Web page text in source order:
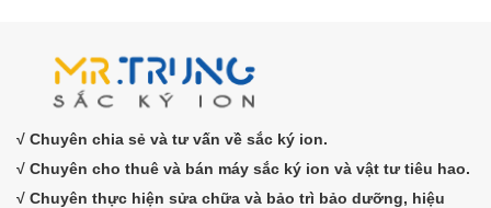
√ Chuyên chia sẻ và tư vấn về sắc ký ion.
√ Chuyên cho thuê và bán máy sắc ký ion và vật tư tiêu hao.
√ Chuyên thực hiện sửa chữa và bảo trì bảo dưỡng, hiệu